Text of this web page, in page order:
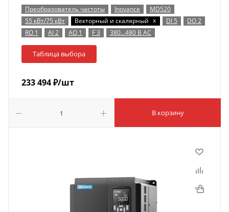
Преобразователь частоты Inovance
MD520
55 кВт/75 кВт
Векторный и скалярный x DI 5
DO 2
RO 1
AI 2 AO 1 F 3 380…480 В AC
Таблица выбора
233 494₽/шт
В корзину